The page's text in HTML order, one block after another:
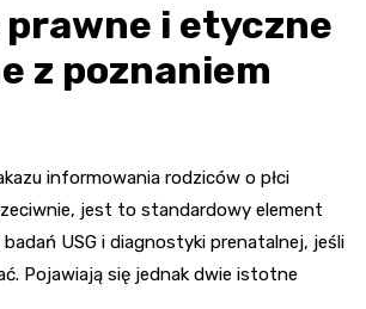
i etyczne
z poznaniem
informowania rodziców o płci
jest to standardowy element
USG i diagnostyki prenatalnej, jeśli
Pojawiają się jednak dwie istotne